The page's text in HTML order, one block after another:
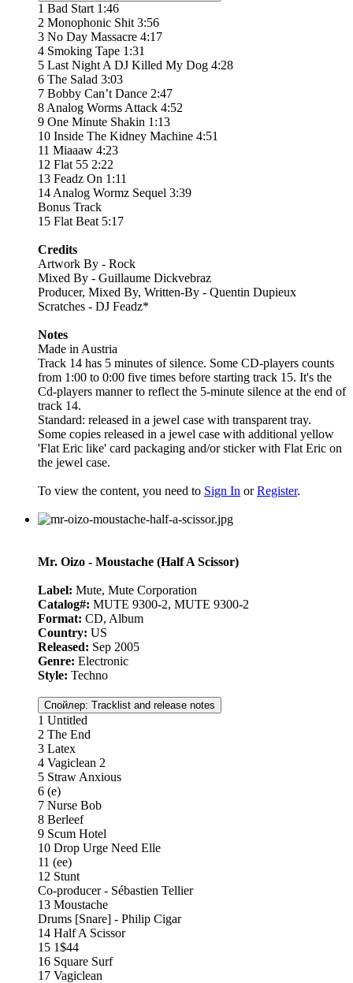
1 Bad Start 1:46
2 Monophonic Shit 3:56
3 No Day Massacre 4:17
4 Smoking Tape 1:31
5 Last Night A DJ Killed My Dog 4:28
6 The Salad 3:03
7 Bobby Can’t Dance 2:47
8 Analog Worms Attack 4:52
9 One Minute Shakin 1:13
10 Inside The Kidney Machine 4:51
11 Miaaaw 4:23
12 Flat 55 2:22
13 Feadz On 1:11
14 Analog Wormz Sequel 3:39
Bonus Track
15 Flat Beat 5:17
Credits
Artwork By - Rock
Mixed By - Guillaume Dickvebraz
Producer, Mixed By, Written-By - Quentin Dupieux
Scratches - DJ Feadz*
Notes
Made in Austria
Track 14 has 5 minutes of silence. Some CD-players counts
from 1:00 to 0:00 five times before starting track 15. It's the
Cd-players manner to reflect the 5-minute silence at the end of
track 14.
Standard: released in a jewel case with transparent tray.
Some copies released in a jewel case with additional yellow
'Flat Eric like' card packaging and/or sticker with Flat Eric on
the jewel case.
To view the content, you need to Sign In orRegister.
Mr. Oizo - Moustache (Half A Scissor)
Label: Mute, Mute Corporation
Catalog#: MUTE 9300-2, MUTE 9300-2
Format: CD, Album
Country: US
Released: Sep 2005
Genre: Electronic
Style: Techno
Спойлер: Tracklist and release notes
1 Untitled
2 The End
3 Latex
4 Vagiclean 2
5 Straw Anxious
6 (e)
7 Nurse Bob
8 Berleef
9 Scum Hotel
10 Drop Urge Need Elle
11 (ee)
12 Stunt
Co-producer - Sébastien Tellier
13 Moustache
Drums [Snare] - Philip Cigar
14 Half A Scissor
15 1$44
16 Square Surf
17 Vagiclean